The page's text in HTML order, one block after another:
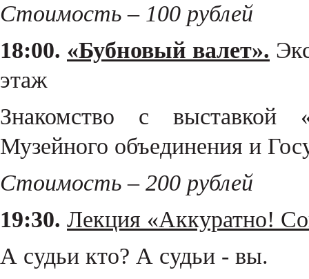
Стоимость – 100 рублей
18:00. «Бубновый валет».
этаж
Знакомство с выставкой
Музейного объединения и
Стоимость – 200 рублей
19:30. Лекция «Аккуратно!
А судьи кто? А судьи - вы.